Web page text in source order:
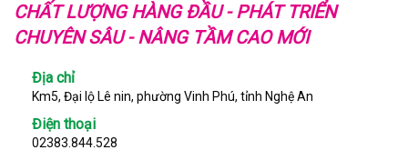
CHẤT LƯỢNG HÀNG ĐẦU - PHÁT TRIỂN
CHUYÊN SÂU - NÂNG TẦM CAO MỚI
Địa chỉ
Km5, Đại lộ Lê nin, phường Vinh Phú, tỉnh Nghệ An
Điện thoại
02383.844.528